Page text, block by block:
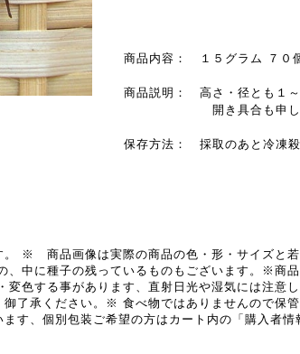
商品内容： １５グラム ７０
商品説明： 高さ・径とも１
開き具合も申し分あ
保存方法： 採取のあと冷凍殺
※ 商品画像は実際の商品の色・形・サイズと
中に種子の残っているものもございます。※商
色する事があります、直射日光や湿気には注意
御了承ください。※ 食べ物ではありませんので
す、個別包装ご希望の方はカート内の「購入者